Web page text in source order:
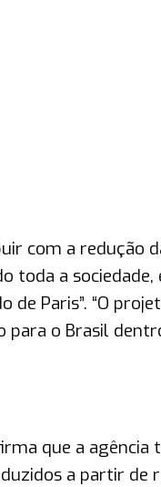
com a redução
toda a sociedade,
Paris”. “O
o Brasil
que a agência
a partir de